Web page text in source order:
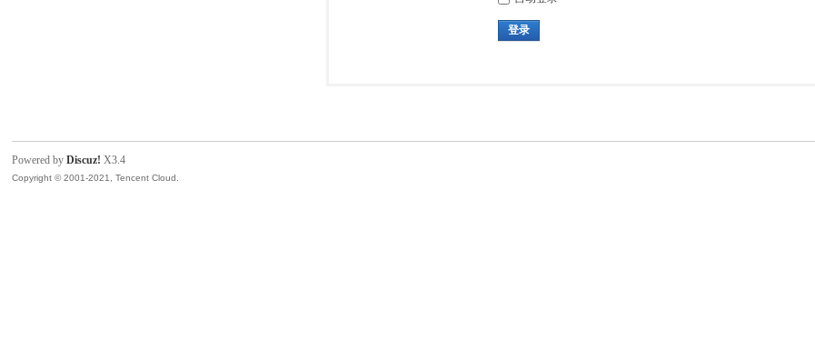
登录
Powered byDiscuz! X3.4
Copyright © 2001-2021, Tencent Cloud.